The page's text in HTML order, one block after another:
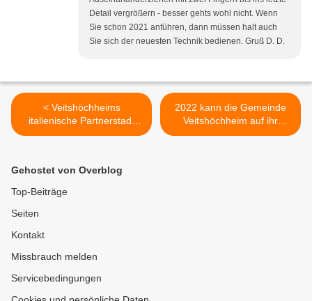
Detail vergrößern - besser gehts wohl nicht. Wenn
Sie schon 2021 anführen, dann müssen halt auch
Sie sich der neuesten Technik bedienen. Gruß D. D.
< Veitshöchheims
italienische Partnerstadt
Greve in Chianti im
2022 kann die Gemeinde
Veitshöchheim auf ihr
925jähriges Bestehen
Gehostet von Overblog
Top-Beiträge
Seiten
Kontakt
Missbrauch melden
Servicebedingungen